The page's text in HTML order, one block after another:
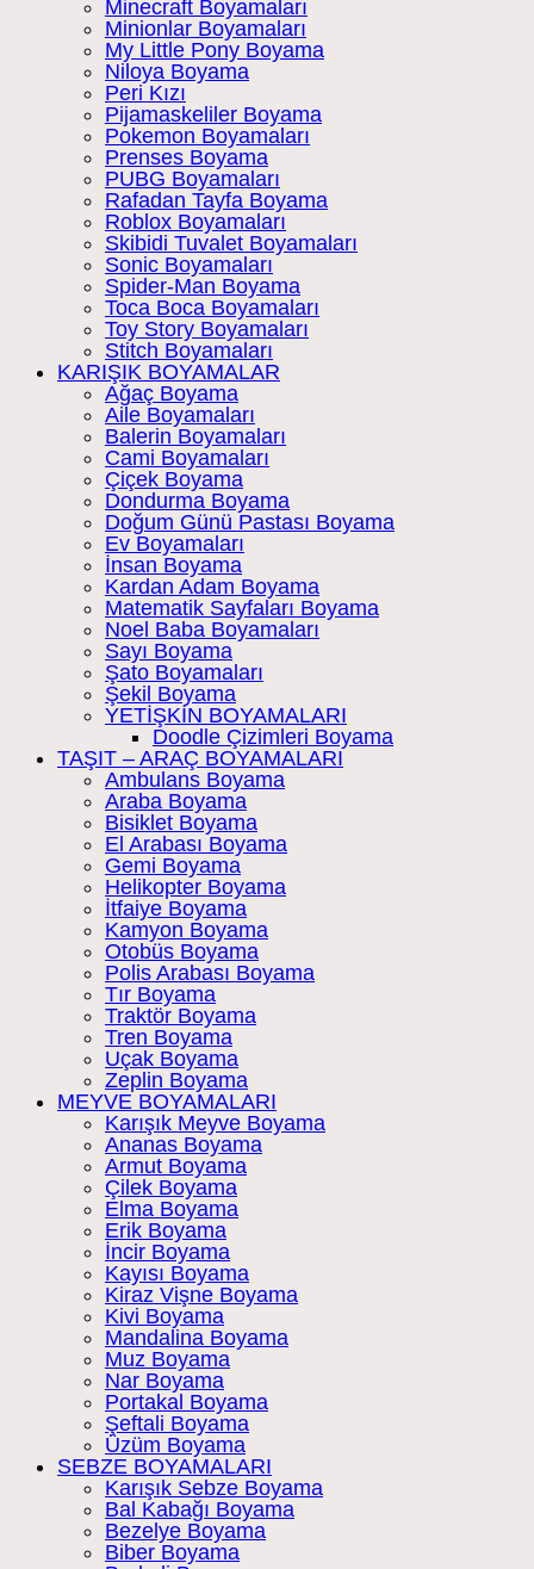
Minecraft Boyamaları
Minionlar Boyamaları
My Little Pony Boyama
Niloya Boyama
Peri Kızı
Pijamaskeliler Boyama
Pokemon Boyamaları
Prenses Boyama
PUBG Boyamaları
Rafadan Tayfa Boyama
Roblox Boyamaları
Skibidi Tuvalet Boyamaları
Sonic Boyamaları
Spider-Man Boyama
Toca Boca Boyamaları
Toy Story Boyamaları
Stitch Boyamaları
KARIŞIK BOYAMALAR
Ağaç Boyama
Aile Boyamaları
Balerin Boyamaları
Cami Boyamaları
Çiçek Boyama
Dondurma Boyama
Doğum Günü Pastası Boyama
Ev Boyamaları
İnsan Boyama
Kardan Adam Boyama
Matematik Sayfaları Boyama
Noel Baba Boyamaları
Sayı Boyama
Şato Boyamaları
Şekil Boyama
YETİŞKİN BOYAMALARI
Doodle Çizimleri Boyama
TAŞIT – ARAÇ BOYAMALARI
Ambulans Boyama
Araba Boyama
Bisiklet Boyama
El Arabası Boyama
Gemi Boyama
Helikopter Boyama
İtfaiye Boyama
Kamyon Boyama
Otobüs Boyama
Polis Arabası Boyama
Tır Boyama
Traktör Boyama
Tren Boyama
Uçak Boyama
Zeplin Boyama
MEYVE BOYAMALARI
Karışık Meyve Boyama
Ananas Boyama
Armut Boyama
Çilek Boyama
Elma Boyama
Erik Boyama
İncir Boyama
Kayısı Boyama
Kiraz Vişne Boyama
Kivi Boyama
Mandalina Boyama
Muz Boyama
Nar Boyama
Portakal Boyama
Şeftali Boyama
Üzüm Boyama
SEBZE BOYAMALARI
Karışık Sebze Boyama
Bal Kabağı Boyama
Bezelye Boyama
Biber Boyama